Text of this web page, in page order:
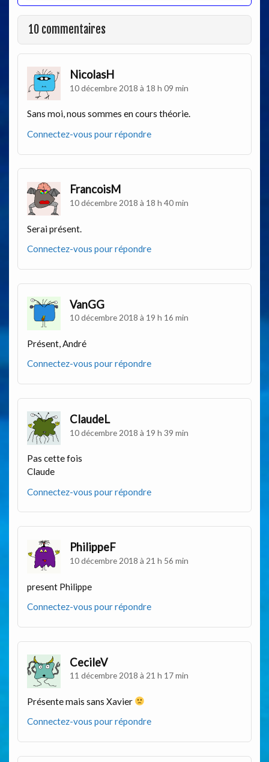
10 commentaires
NicolasH
10 décembre 2018 à 18 h 09 min
Sans moi, nous sommes en cours théorie.
Connectez-vous pour répondre
FrancoisM
10 décembre 2018 à 18 h 40 min
Serai présent.
Connectez-vous pour répondre
VanGG
10 décembre 2018 à 19 h 16 min
Présent, André
Connectez-vous pour répondre
ClaudeL
10 décembre 2018 à 19 h 39 min
Pas cette fois
Claude
Connectez-vous pour répondre
PhilippeF
10 décembre 2018 à 21 h 56 min
present Philippe
Connectez-vous pour répondre
CecileV
11 décembre 2018 à 21 h 17 min
Présente mais sans Xavier
Connectez-vous pour répondre